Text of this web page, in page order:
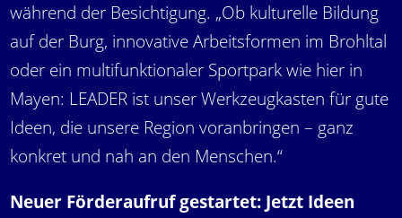
während der Besichtigung. „Ob kulturelle Bildung
auf der Burg, innovative Arbeitsformen im Brohltal
oder ein multifunktionaler Sportpark wie hier in
Mayen: LEADER ist unser Werkzeugkasten für gute
Ideen, die unsere Region voranbringen – ganz
konkret und nah an den Menschen.“
Neuer Förderaufruf gestartet: Jetzt Ideen